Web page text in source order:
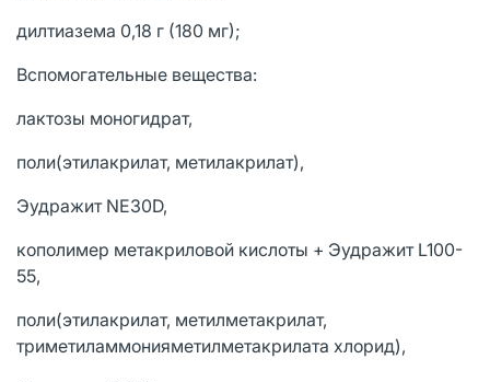
дилтиазема 0,18 г (180 мг);
Вспомогательные вещества:
лактозы моногидрат,
поли(этилакрилат, метилакрилат),
Эудражит NE30D,
кополимер метакриловой кислоты + Эудражит L100-
55,
поли(этилакрилат, метилметакрилат,
триметиламмонияметилметакрилата хлорид),